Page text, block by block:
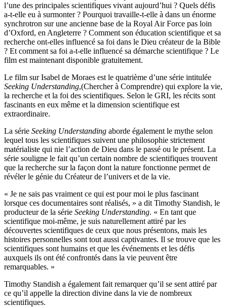
l’une des principales scientifiques vivant aujourd’hui ? Quels défis
a-t-elle eu à surmonter ? Pourquoi travaille-t-elle à dans un énorme
synchrotron sur une ancienne base de la Royal Air Force pas loin
d’Oxford, en Angleterre ? Comment son éducation scientifique et sa
recherche ont-elles influencé sa foi dans le Dieu créateur de la Bible
? Et comment sa foi a-t-elle influencé sa démarche scientifique ? Le
film est maintenant disponible gratuitement.
Le film sur Isabel de Moraes est le quatrième d’une série intitulée
Seeking Understanding,(Chercher à Comprendre) qui explore la vie,
la recherche et la foi des scientifiques. Selon le GRI, les récits sont
fascinants en eux même et la dimension scientifique est
extraordinaire.
La série Seeking Understanding aborde également le mythe selon
lequel tous les scientifiques suivent une philosophie strictement
matérialiste qui nie l’action de Dieu dans le passé ou le présent. La
série souligne le fait qu’un certain nombre de scientifiques trouvent
que la recherche sur la façon dont la nature fonctionne permet de
révéler le génie du Créateur de l’univers et de la vie.
« Je ne sais pas vraiment ce qui est pour moi le plus fascinant
lorsque ces documentaires sont réalisés, » a dit Timothy Standish, le
producteur de la série Seeking Understanding. « En tant que
scientifique moi-même, je suis naturellement attiré par les
découvertes scientifiques de ceux que nous présentons, mais les
histoires personnelles sont tout aussi captivantes. Il se trouve que les
scientifiques sont humains et que les événements et les défis
auxquels ils ont été confrontés dans la vie peuvent être
remarquables. »
Timothy Standish a également fait remarquer qu’il se sent attiré par
ce qu’il appelle la direction divine dans la vie de nombreux
scientifiques.